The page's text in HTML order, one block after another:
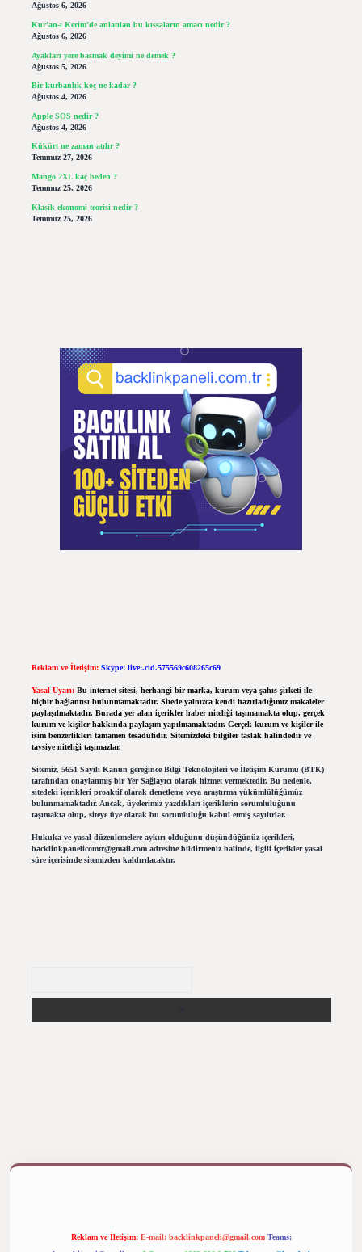
Ağustos 6, 2026
Kur’an-ı Kerim’de anlatılan bu kıssaların amacı nedir ?
Ağustos 6, 2026
Ayakları yere basmak deyimi ne demek ?
Ağustos 5, 2026
Bir kurbanlık koç ne kadar ?
Ağustos 4, 2026
Apple SOS nedir ?
Ağustos 4, 2026
Kükürt ne zaman atılır ?
Temmuz 27, 2026
Mango 2XL kaç beden ?
Temmuz 25, 2026
Klasik ekonomi teorisi nedir ?
Temmuz 25, 2026
Reklam ve İletişim: Skype: live:.cid.575569c608265c69
Yasal Uyarı: Bu internet sitesi, herhangi bir marka, kurum veya şahıs şirketi ile
hiçbir bağlantısı bulunmamaktadır. Sitede yalnızca kendi hazırladığımız makaleler
paylaşılmaktadır. Burada yer alan içerikler haber niteliği taşımamakta olup, gerçek
kurum ve kişiler hakkında paylaşım yapılmamaktadır. Gerçek kurum ve kişiler ile
isim benzerlikleri tamamen tesadüfidir. Sitemizdeki bilgiler taslak halindedir ve
tavsiye niteliği taşımazlar.
Sitemiz, 5651 Sayılı Kanun gereğince Bilgi Teknolojileri ve İletişim Kurumu (BTK)
tarafından onaylanmış bir Yer Sağlayıcı olarak hizmet vermektedir. Bu nedenle,
sitedeki içerikleri proaktif olarak denetleme veya araştırma yükümlülüğümüz
bulunmamaktadır. Ancak, üyelerimiz yazdıkları içeriklerin sorumluluğunu
taşımakta olup, siteye üye olarak bu sorumluluğu kabul etmiş sayılırlar.
Hukuka ve yasal düzenlemelere aykırı olduğunu düşündüğünüz içerikleri,
backlinkpanelicomtr@gmail.comadresine bildirmeniz halinde, ilgili içerikler yasal
süre içerisinde sitemizden kaldırılacaktır.
Reklam ve İletişim: E-mail: backlinkpaneli@gmail.com Teams: